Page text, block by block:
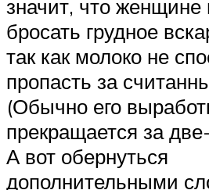
значит, что женщине
бросать грудное
так как молоко не
пропасть за
(Обычно его
прекращается за
А вот обернуться
дополнительными